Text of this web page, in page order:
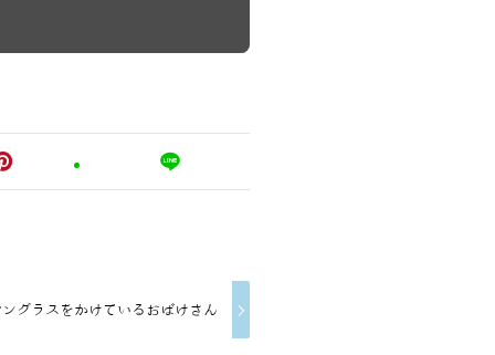
ングラスをかけているおばけさん